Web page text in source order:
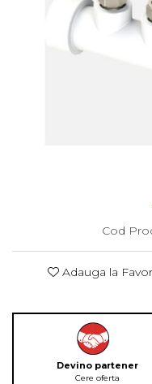
Cod
Adauga la
Devino partener
Cere oferta